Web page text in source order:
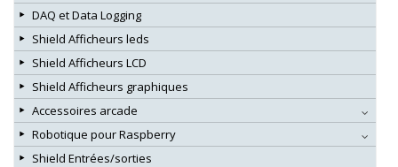
DAQ et Data Logging
Shield Afficheurs leds
Shield Afficheurs LCD
Shield Afficheurs graphiques
Accessoires arcade
Robotique pour Raspberry
Shield Entrées/sorties